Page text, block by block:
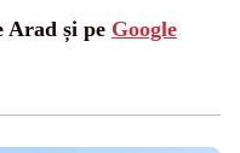
Arad și pe Google